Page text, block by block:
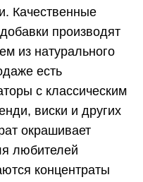
Качественные
производят
из натурального
есть
с классическим
виски и других
окрашивает
любителей
концентраты